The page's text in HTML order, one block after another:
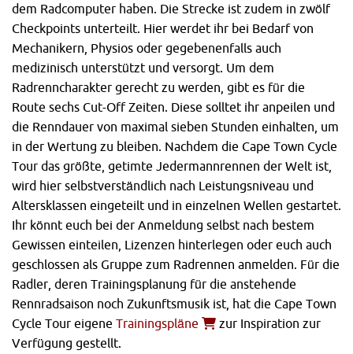
dem Radcomputer haben. Die Strecke ist zudem in zwölf
Checkpoints unterteilt. Hier werdet ihr bei Bedarf von
Mechanikern, Physios oder gegebenenfalls auch
medizinisch unterstützt und versorgt. Um dem
Radrenncharakter gerecht zu werden, gibt es für die
Route sechs Cut-Off Zeiten. Diese solltet ihr anpeilen und
die Renndauer von maximal sieben Stunden einhalten, um
in der Wertung zu bleiben. Nachdem die Cape Town Cycle
Tour das größte, getimte Jedermannrennen der Welt ist,
wird hier selbstverständlich nach Leistungsniveau und
Altersklassen eingeteilt und in einzelnen Wellen gestartet.
Ihr könnt euch bei der Anmeldung selbst nach bestem
Gewissen einteilen, Lizenzen hinterlegen oder euch auch
geschlossen als Gruppe zum Radrennen anmelden. Für die
Radler, deren Trainingsplanung für die anstehende
Rennradsaison noch Zukunftsmusik ist, hat die Cape Town
Cycle Tour eigene Trainingspläne
zur Inspiration zur
Verfügung gestellt.